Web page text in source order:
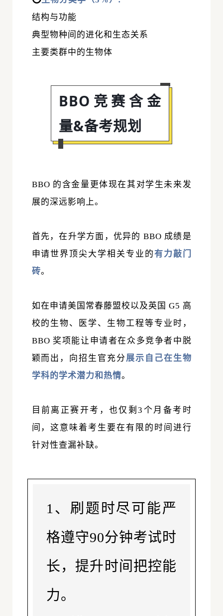
结构与功能
典型物种间的进化和生态关系
主要类群中的生物体
BBO竞赛含金
量&备考规划
BBO 的含金量更体现在其对学生未来发
展的深远影响上。
首先，在升学方面，优异的 BBO 成绩是
申请世界顶尖大学相关专业的有力 敲门
砖。
如在申请美国常春藤盟校以及英国 G5 高
校的生物、医学、生物工程等专业时，
BBO 奖项能让申请者在众多竞争者中脱
颖而出，向招生官充分 展示自己在生物
学科的学术潜力和热情。
目前离正赛开考，也仅剩3个月备考时
间，这意味着考生要在有限的时间进行
针对性查漏补缺。
1、刷题时尽可能严
格遵守90分钟考试时
长，提升时间把控能
力。